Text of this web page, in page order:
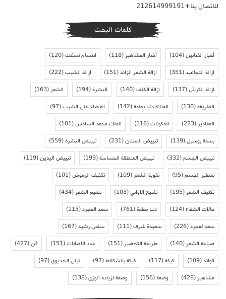
للاتصال بنا+212614999191
كلمات البحث
أخبار الفنانين(104) أخبار المشاهير(118) ابتسام تسكت(120)
ازالة التجاعيد(351) ازالة الشعر الزائد(151) ازالة الشيب(222)
ازالة الكرش(137) ازالة الكلف(140) البشرة(194) الشعر(163)
الطريقة(130) الفنانة دنيا بطمة(142) القضاء على الشيب(97)
المقادير(223) المكونات(116) الملك محمد السادس(101)
بسمة بوسيل(139) تبييض الاسنان(231) تبييض البشرة(559)
تبييض الجسم(332) تبييض المنطقة الحساسة(199) تبييض اليدين(119)
تعطير الجسم(95) تقوية الشعر(109) تكثيف الرموش(101)
تكثيف الشعر(195) تلميع الاواني(103) تنعيم الشعر(434)
حالات الشفاء(124) دنيا بطمة(761) سعد المجرد(113)
سعد لمجرد(226) سعيدة شرف(111) سلمى رشيد(167)
صباغة الشعر(140) طريقة التحضير(151) عدد الاصابات(151) فن(427)
فوائد(109) كيكة(117) كيكة بالشكلاط(97) ليلى الحديوي(97)
مشاهير(428) وصفة(156) وصفة لزيادة الوزن(138)